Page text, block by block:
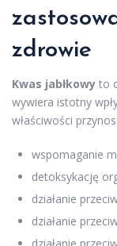
zdrowie
Kwas jabłkowy to
wywiera istotny
właściwości
wspomaganie
detoksykację
działanie
działanie
działanie